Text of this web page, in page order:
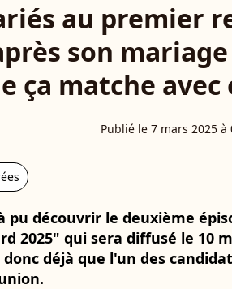
au premier
son
ça matche avec
Publié le 7 mars 2025 à
pu découvrir le deuxième
2025" qui sera diffusé le 10
déjà que l'un des